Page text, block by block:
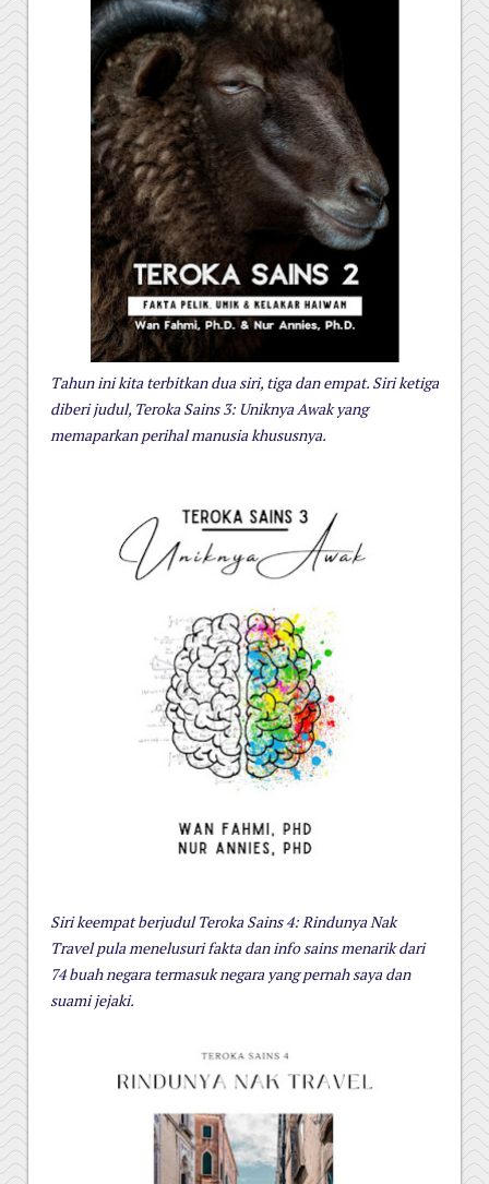
Tahun ini kita terbitkan dua siri, tiga dan empat. Siri ketiga
diberi judul, Teroka Sains 3: Uniknya Awak yang
memaparkan perihal manusia khususnya.
Siri keempat berjudul Teroka Sains 4: Rindunya Nak
Travel pula menelusuri fakta dan info sains menarik dari
74 buah negara termasuk negara yang pernah saya dan
suami jejaki.